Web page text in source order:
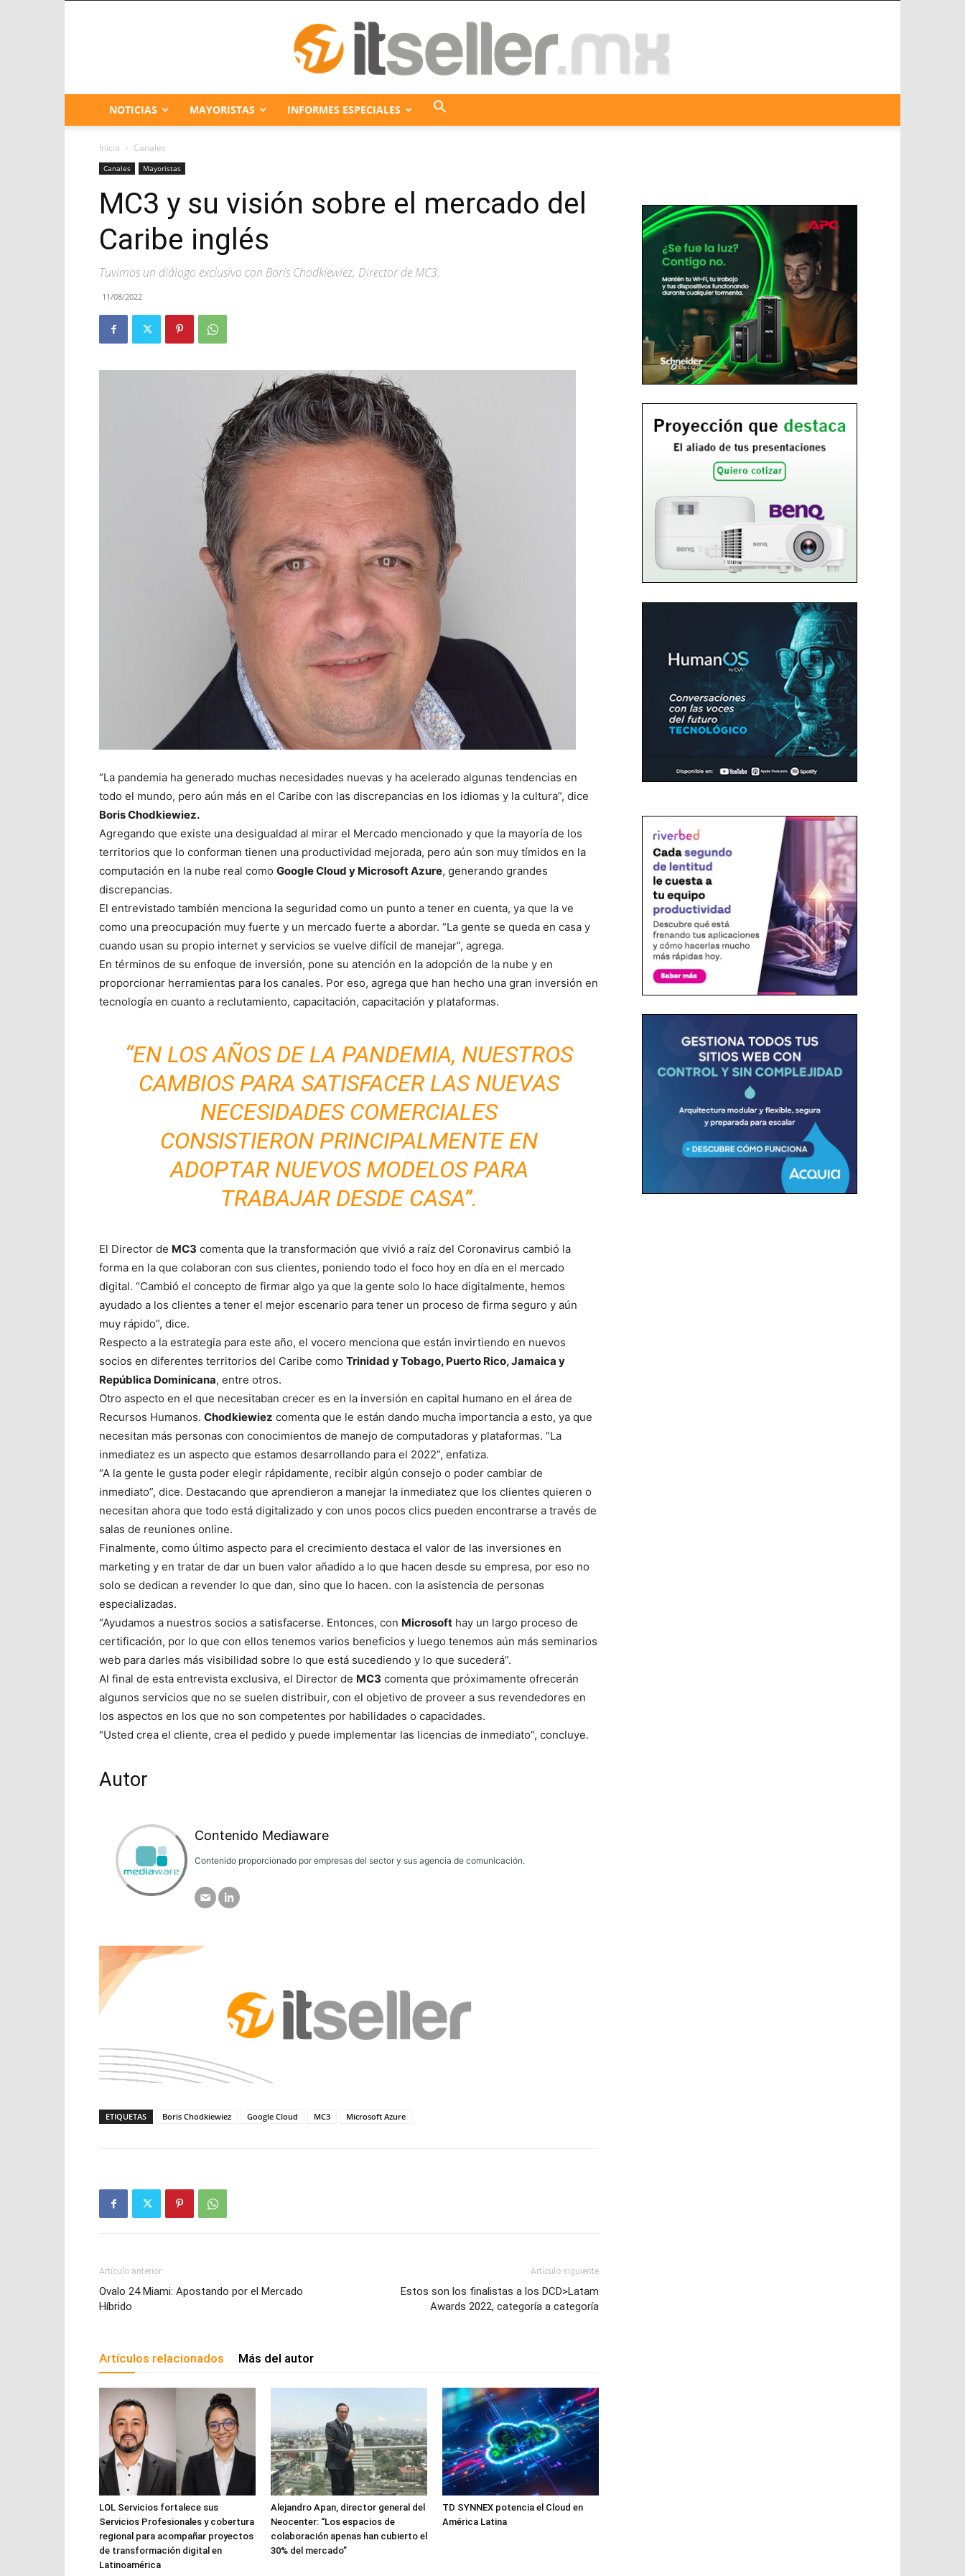
ITseller
NOTICIAS MAYORISTAS INFORMES ESPECIALES
Inicio Canales
Canales Mayoristas
MC3 y su visión sobre el mercado del
Caribe inglés
Tuvimos un diálogo exclusivo con Boris Chodkiewiez, Director de MC3.
11/08/2022
“La pandemia ha generado muchas necesidades nuevas y ha acelerado algunas tendencias en
todo el mundo, pero aún más en el Caribe con las discrepancias en los idiomas y la cultura”, dice
Boris Chodkiewiez.
Agregando que existe una desigualdad al mirar el Mercado mencionado y que la mayoría de los
territorios que lo conforman tienen una productividad mejorada, pero aún son muy tímidos en la
computación en la nube real como Google Cloud y Microsoft Azure, generando grandes
discrepancias.
El entrevistado también menciona la seguridad como un punto a tener en cuenta, ya que la ve
como una preocupación muy fuerte y un mercado fuerte a abordar. “La gente se queda en casa y
cuando usan su propio internet y servicios se vuelve difícil de manejar”, ​​agrega.
En términos de su enfoque de inversión, pone su atención en la adopción de la nube y en
proporcionar herramientas para los canales. Por eso, agrega que han hecho una gran inversión en
tecnología en cuanto a reclutamiento, capacitación, capacitación y plataformas.
“EN LOS AÑOS DE LA PANDEMIA, NUESTROS
CAMBIOS PARA SATISFACER LAS NUEVAS
NECESIDADES COMERCIALES
CONSISTIERON PRINCIPALMENTE EN
ADOPTAR NUEVOS MODELOS PARA
TRABAJAR DESDE CASA”.
El Director de MC3 comenta que la transformación que vivió a raíz del Coronavirus cambió la
forma en la que colaboran con sus clientes, poniendo todo el foco hoy en día en el mercado
digital. “Cambió el concepto de firmar algo ya que la gente solo lo hace digitalmente, hemos
ayudado a los clientes a tener el mejor escenario para tener un proceso de firma seguro y aún
muy rápido”, dice.
Respecto a la estrategia para este año, el vocero menciona que están invirtiendo en nuevos
socios en diferentes territorios del Caribe como Trinidad y Tobago, Puerto Rico, Jamaica y
República Dominicana, entre otros.
Otro aspecto en el que necesitaban crecer es en la inversión en capital humano en el área de
Recursos Humanos. Chodkiewiez comenta que le están dando mucha importancia a esto, ya que
necesitan más personas con conocimientos de manejo de computadoras y plataformas. “La
inmediatez es un aspecto que estamos desarrollando para el 2022”, enfatiza.
“A la gente le gusta poder elegir rápidamente, recibir algún consejo o poder cambiar de
inmediato”, dice. Destacando que aprendieron a manejar la inmediatez que los clientes quieren o
necesitan ahora que todo está digitalizado y con unos pocos clics pueden encontrarse a través de
salas de reuniones online.
Finalmente, como último aspecto para el crecimiento destaca el valor de las inversiones en
marketing y en tratar de dar un buen valor añadido a lo que hacen desde su empresa, por eso no
solo se dedican a revender lo que dan, sino que lo hacen. con la asistencia de personas
especializadas.
“Ayudamos a nuestros socios a satisfacerse. Entonces, con Microsoft hay un largo proceso de
certificación, por lo que con ellos tenemos varios beneficios y luego tenemos aún más seminarios
web para darles más visibilidad sobre lo que está sucediendo y lo que sucederá”.
Al final de esta entrevista exclusiva, el Director de MC3 comenta que próximamente ofrecerán
algunos servicios que no se suelen distribuir, con el objetivo de proveer a sus revendedores en
los aspectos en los que no son competentes por habilidades o capacidades.
“Usted crea el cliente, crea el pedido y puede implementar las licencias de inmediato”, concluye.
Autor
Contenido Mediaware
Contenido proporcionado por empresas del sector y sus agencia de comunicación.
ETIQUETAS Boris Chodkiewiez Google Cloud MC3 Microsoft Azure
Artículo anterior
Ovalo 24 Miami: Apostando por el Mercado
Híbrido
Artículo siguiente
Estos son los finalistas a los DCD>Latam
Awards 2022, categoría a categoría
Artículos relacionados Más del autor
LOL Servicios fortalece sus
Servicios Profesionales y cobertura
regional para acompañar proyectos
de transformación digital en
Latinoamérica
Alejandro Apan, director general del
Neocenter: “Los espacios de
colaboración apenas han cubierto el
30% del mercado”
TD SYNNEX potencia el Cloud en
América Latina